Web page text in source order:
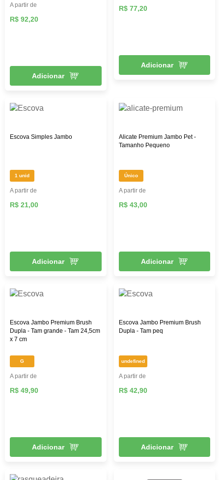
A partir de
R$ 92,20
Adicionar
R$ 77,20
Adicionar
Escova Simples Jambo
1 unid
A partir de
R$ 21,00
Adicionar
Alicate Premium Jambo Pet -
Tamanho Pequeno
Único
A partir de
R$ 43,00
Adicionar
Escova Jambo Premium Brush
Dupla - Tam grande - Tam 24,5cm
x 7 cm
G
A partir de
R$ 49,90
Adicionar
Escova Jambo Premium Brush
Dupla - Tam peq
undefined
A partir de
R$ 42,90
Adicionar